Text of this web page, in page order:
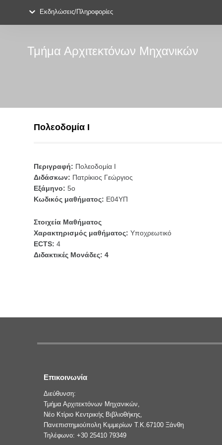
Εκδηλώσεις/Πληροφορίες
Τμήμα Αρχιτεκτόνων Μηχανικών
Πολεοδομία Ι
Περιγραφή: Πολεοδομία Ι
Διδάσκων: Πατρίκιος Γεώργιος
Εξάμηνο:5ο
Κωδικός μαθήματος: Ε04ΥΠ
Στοιχεία Μαθήματος
Χαρακτηρισμός μαθήματος:Υποχρεωτικό
ECTS:4
Διδακτικές Μονάδες: 4
Επικοινωνία
Διεύθυνση:
Τμήμα Αρχιτεκτόνων Μηχανικών,
Νέο Κτίριο Κεντρικής Βιβλιοθήκης,
Πανεπιστημιούπολη Κιμμερίων Τ.Κ.67100 Ξάνθη
Τηλέφωνο: +30 25410 79349